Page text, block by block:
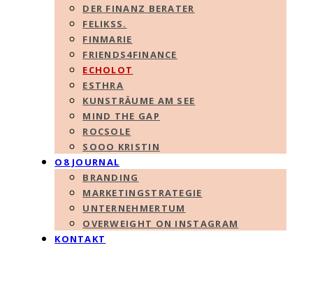
DER FINANZ BERATER
FELIKSS.
FINMARIE
FRIENDS4FINANCE
ECHOLOT
ESTHRA
KUNSTRÄUME AM SEE
MIND THE GAP
ROCSOLE
SOOO KRISTIN
O8 JOURNAL
BRANDING
MARKETINGSTRATEGIE
UNTERNEHMERTUM
OVERWEIGHT ON INSTAGRAM
KONTAKT